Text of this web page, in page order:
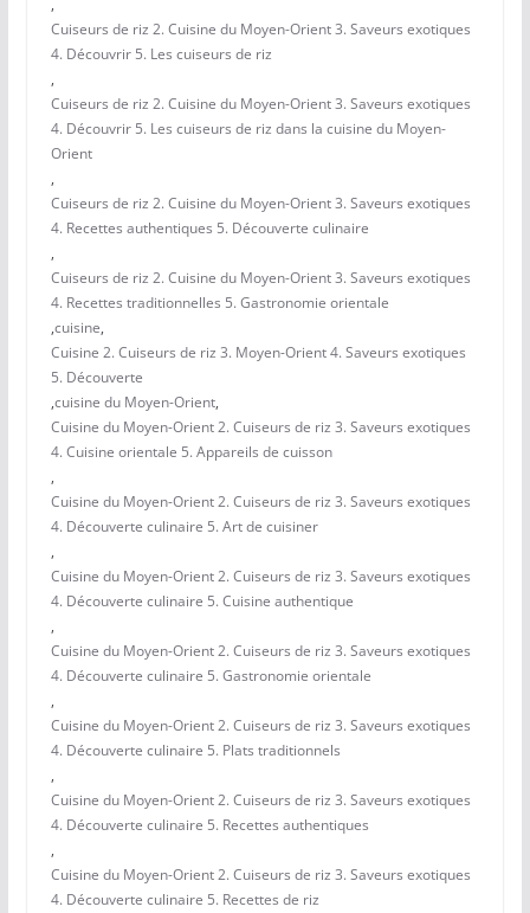
,
Cuiseurs de riz 2. Cuisine du Moyen-Orient 3. Saveurs exotiques
4. Découvrir 5. Les cuiseurs de riz
,
Cuiseurs de riz 2. Cuisine du Moyen-Orient 3. Saveurs exotiques
4. Découvrir 5. Les cuiseurs de riz dans la cuisine du Moyen-
Orient
,
Cuiseurs de riz 2. Cuisine du Moyen-Orient 3. Saveurs exotiques
4. Recettes authentiques 5. Découverte culinaire
,
Cuiseurs de riz 2. Cuisine du Moyen-Orient 3. Saveurs exotiques
4. Recettes traditionnelles 5. Gastronomie orientale
,cuisine,
Cuisine 2. Cuiseurs de riz 3. Moyen-Orient 4. Saveurs exotiques
5. Découverte
,cuisine du Moyen-Orient,
Cuisine du Moyen-Orient 2. Cuiseurs de riz 3. Saveurs exotiques
4. Cuisine orientale 5. Appareils de cuisson
,
Cuisine du Moyen-Orient 2. Cuiseurs de riz 3. Saveurs exotiques
4. Découverte culinaire 5. Art de cuisiner
,
Cuisine du Moyen-Orient 2. Cuiseurs de riz 3. Saveurs exotiques
4. Découverte culinaire 5. Cuisine authentique
,
Cuisine du Moyen-Orient 2. Cuiseurs de riz 3. Saveurs exotiques
4. Découverte culinaire 5. Gastronomie orientale
,
Cuisine du Moyen-Orient 2. Cuiseurs de riz 3. Saveurs exotiques
4. Découverte culinaire 5. Plats traditionnels
,
Cuisine du Moyen-Orient 2. Cuiseurs de riz 3. Saveurs exotiques
4. Découverte culinaire 5. Recettes authentiques
,
Cuisine du Moyen-Orient 2. Cuiseurs de riz 3. Saveurs exotiques
4. Découverte culinaire 5. Recettes de riz